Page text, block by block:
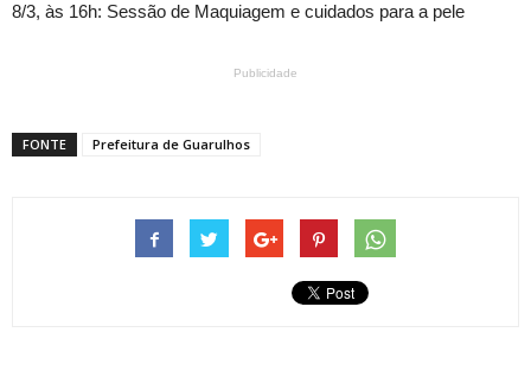
8/3, às 16h: Sessão de Maquiagem e cuidados para a pele
Publicidade
FONTE Prefeitura de Guarulhos